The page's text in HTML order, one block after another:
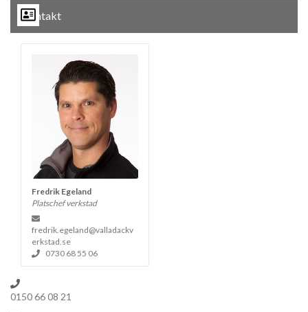
Kontakt
Fredrik Egeland
Platschef verkstad
fredrik.egeland@valladackv
erkstad.se
0730 68 55 06
0150 66 08 21